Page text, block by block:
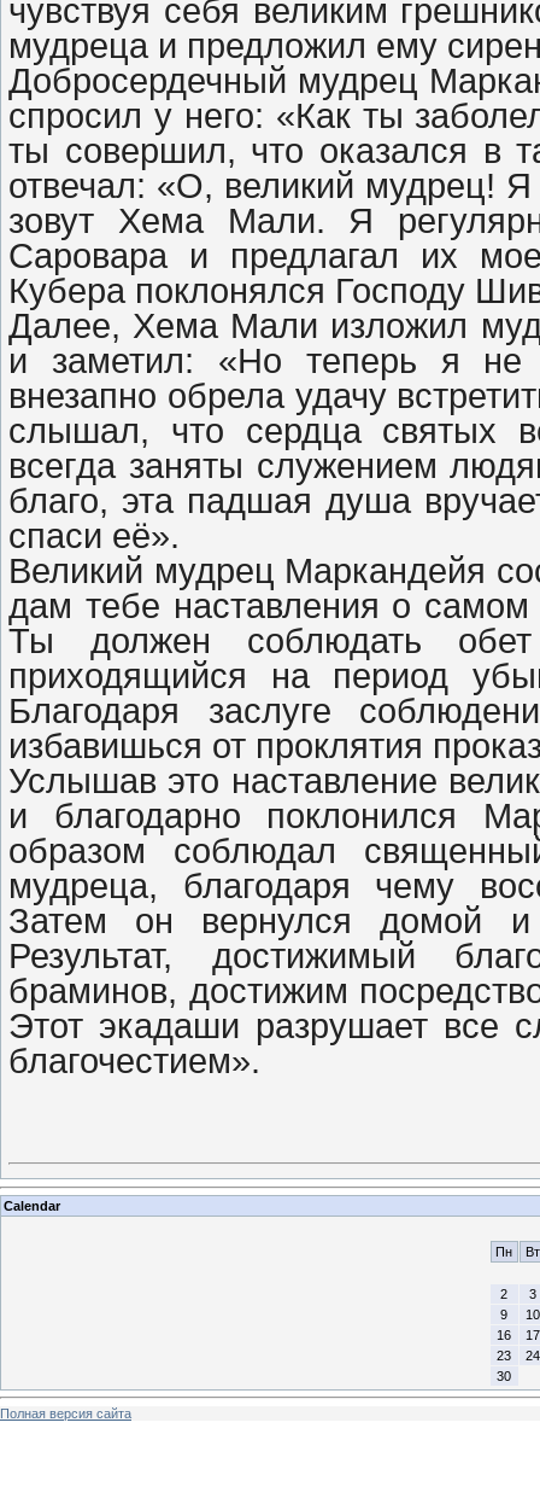
чувствуя себя великим
мудреца и предложил ему
Добросердечный мудрец
спросил у него: «Как ты
ты совершил, что оказался в
отвечал: «О, великий мудрец!
зовут Хема Мали. Я
Саровара и предлагал их
Кубера поклонялся Господу
Далее, Хема Мали изложил
и заметил: «Но теперь я не
внезапно обрела удачу
слышал, что сердца святых
всегда заняты служением
благо, эта падшая душа
спаси её».
Великий мудрец Маркандейя
дам тебе наставления о самом
Ты должен соблюдать
приходящийся на период
Благодаря заслуге
избавишься от проклятия
Услышав это наставление
и благодарно поклонился
образом соблюдал
мудреца, благодаря чему
Затем он вернулся домой и
Результат, достижимый
браминов, достижим
Этот экадаши разрушает все
благочестием».
Calendar
Пн Вт
2
3
9
10
16
17
23
24
30
Полная версия сайта